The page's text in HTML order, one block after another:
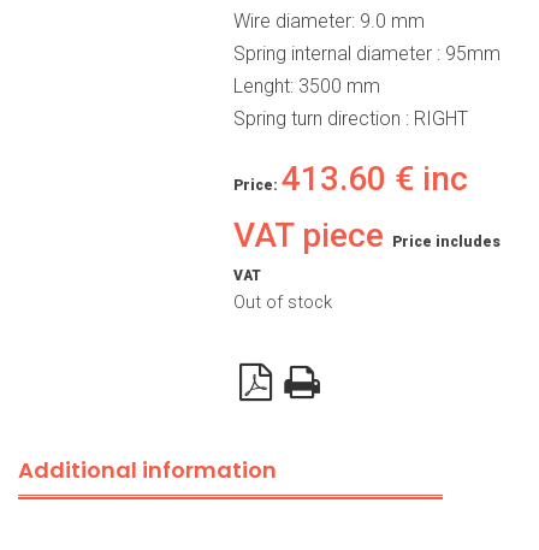
Wire diameter: 9.0 mm
Spring internal diameter : 95mm
Lenght: 3500 mm
Spring turn direction : RIGHT
Price:413.60 € inc
VAT piece
Price includes
VAT
Out of stock
Additional information